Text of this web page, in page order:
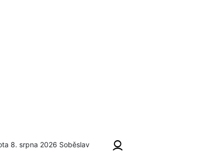
8. srpna 2026 Soběslav